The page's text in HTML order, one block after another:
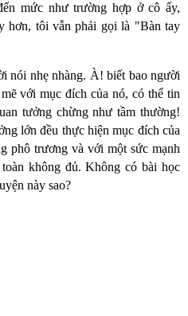
mức như trường hợp ở cô ấy,
hơn, tôi vẫn phải gọi là "Bàn tay
nói nhẹ nhàng. À! biết bao người
với mục đích của nó, có thể tin
tưởng chừng như tầm thường!
lớn đều thực hiện mục đích của
phô trương và với một sức mạnh
không đủ. Không có bài học
này sao?